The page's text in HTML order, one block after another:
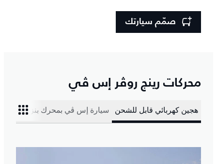
صمّم سيارتك
محركات رينج روڤر إس ڤي
هجين كهربائي قابل للشحن سيارة إس ڤي بمحرك بنزين ثماني